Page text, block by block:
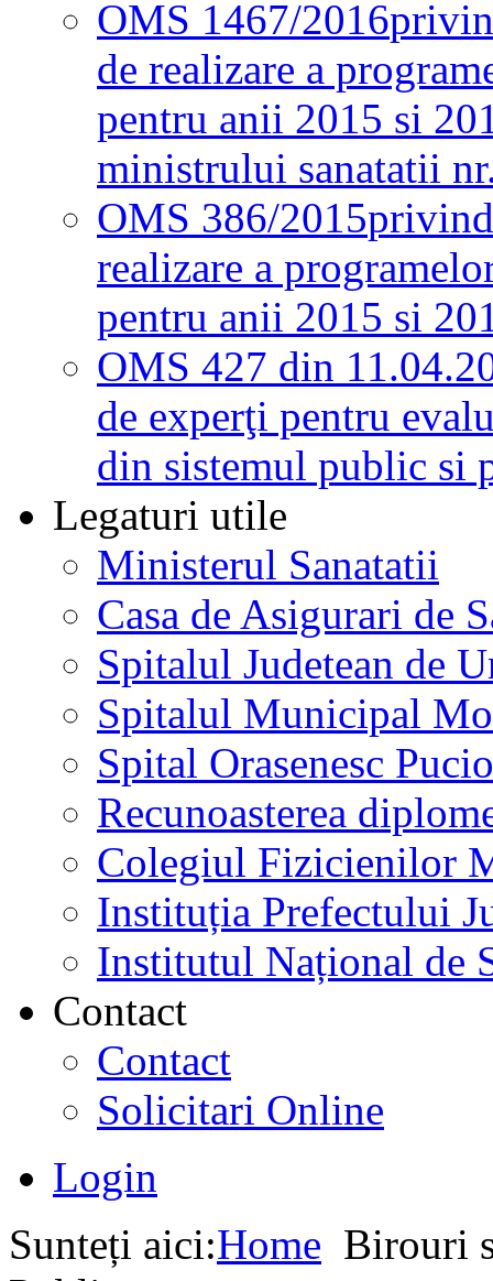
OMS 1467/2016
de realizare a
pentru anii 2015 si
ministrului sanatatii
OMS 386/2015
realizare a
pentru anii 2015 si
OMS 427 din
de experţi pentru
din sistemul public si
Legaturi utile
Ministerul Sanatatii
Casa de Asigurari de
Spitalul Judetean de
Spitalul Municipal
Spital Orasenesc
Recunoasterea
Colegiul Fizicienilor
Instituția Prefectului
Institutul Național de
Contact
Contact
Solicitari Online
Login
Sunteți aici:Home Birouri